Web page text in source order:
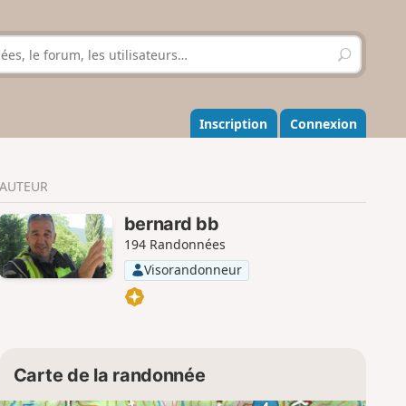
R
e
h
e
r
r
Inscription Connexion
AUTEUR
bernard bb
194 Randonnées
Visorandonneur
Carte de la randonnée